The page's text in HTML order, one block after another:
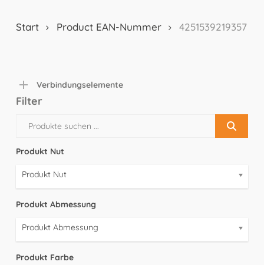
Start Product EAN-Nummer 4251539219357
Verbindungselemente
Filter
Produkt Nut
Produkt Nut
Produkt Abmessung
Produkt Abmessung
Produkt Farbe